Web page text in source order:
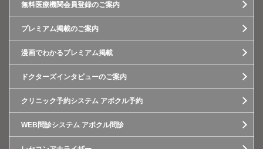
無料医療機関会員登録のご案内
プレミアム掲載のご案内
漫画でわかるプレミアム掲載
ドクターズインタビューのご案内
クリニック予約システム アポクル予約
WEB問診システム アポクル問診